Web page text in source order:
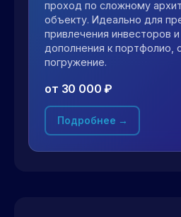
проход по сложному
объекту. Идеально для
привлечения инвесторов
дополнения к портфолио,
погружение.
от 30 000 ₽
Подробнее →